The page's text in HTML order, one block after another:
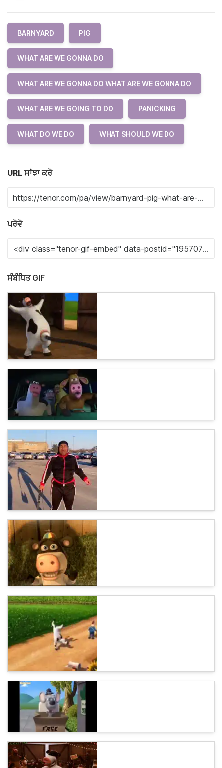
BARNYARD PIG
WHAT ARE WE GONNA DO
WHAT ARE WE GONNA DO WHAT ARE WE GONNA DO
WHAT ARE WE GOING TO DO PANICKING
WHAT DO WE DO WHAT SHOULD WE DO
URL ਸਾਂਝਾ ਕਰੋ
ਪਰੋਵੋ
ਸੰਬੰਧਿਤ GIF